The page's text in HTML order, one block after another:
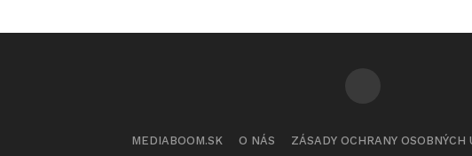
MEDIABOOM.SK O NÁS ZÁSADY OCHRANY OSOBNÝCH